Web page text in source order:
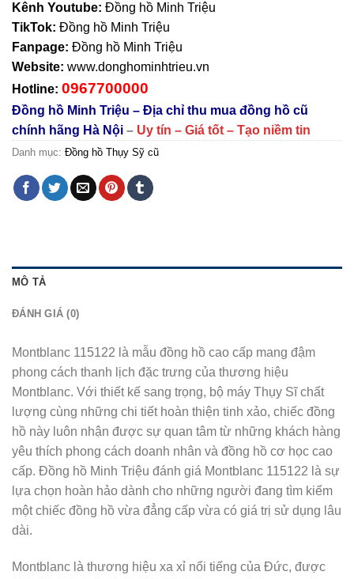
Kênh Youtube: Đồng hồ Minh Triệu
TikTok: Đồng hồ Minh Triệu
Fanpage: Đồng hồ Minh Triệu
Website: www.donghominhtrieu.vn
Hotline: 0967700000
Đồng hồ Minh Triệu – Địa chỉ thu mua đồng hồ cũ
chính hãng Hà Nội – Uy tín – Giá tốt – Tạo niềm tin
Danh mục: Đồng hồ Thụy Sỹ cũ
MÔ TẢ
ĐÁNH GIÁ (0)
Montblanc 115122 là mẫu đồng hồ cao cấp mang đậm
phong cách thanh lịch đặc trưng của thương hiệu
Montblanc. Với thiết kế sang trọng, bộ máy Thụy Sĩ chất
lượng cùng những chi tiết hoàn thiện tinh xảo, chiếc đồng
hồ này luôn nhận được sự quan tâm từ những khách hàng
yêu thích phong cách doanh nhân và đồng hồ cơ học cao
cấp. Đồng hồ Minh Triệu đánh giá Montblanc 115122 là sự
lựa chọn hoàn hảo dành cho những người đang tìm kiếm
một chiếc đồng hồ vừa đẳng cấp vừa có giá trị sử dụng lâu
dài.
Montblanc là thương hiệu xa xỉ nổi tiếng của Đức, được